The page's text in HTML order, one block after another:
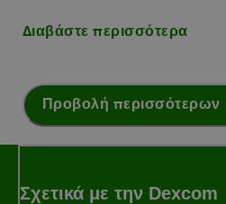
Διαβάστε περισσότερα
Προβολή περισσότερων
Σχετικά με την Dexcom